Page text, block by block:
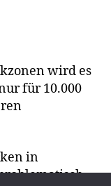
wird es
für 10.000
in